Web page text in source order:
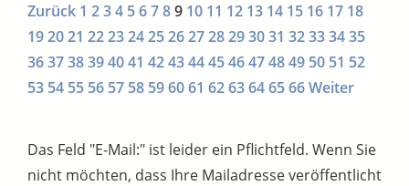
Zurück 1 234 56789 10 11 12 13 14 15 16 17 18
192021 22232425262728293031 32333435
363738394041 4243444546474849 50 51 52
53 54 55 56 57 58 596061 6263646566Weiter
Das Feld "E-Mail:" ist leider ein Pflichtfeld. Wenn Sie
nicht möchten, dass Ihre Mailadresse veröffentlicht